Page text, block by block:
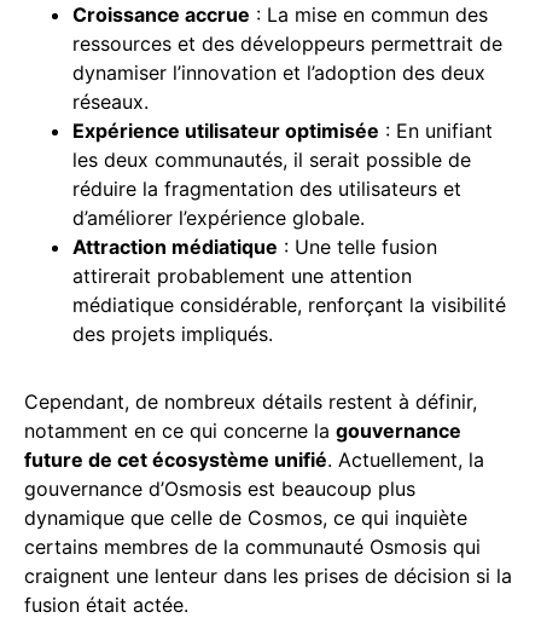
Croissance accrue : La mise en commun des
ressources et des développeurs permettrait de
dynamiser l’innovation et l’adoption des deux
réseaux.
Expérience utilisateur optimisée : En unifiant
les deux communautés, il serait possible de
réduire la fragmentation des utilisateurs et
d’améliorer l’expérience globale.
Attraction médiatique : Une telle fusion
attirerait probablement une attention
médiatique considérable, renforçant la visibilité
des projets impliqués.
Cependant, de nombreux détails restent à définir,
notamment en ce qui concerne la gouvernance
future de cet écosystème unifié. Actuellement, la
gouvernance d’Osmosis est beaucoup plus
dynamique que celle de Cosmos, ce qui inquiète
certains membres de la communauté Osmosis qui
craignent une lenteur dans les prises de décision si la
fusion était actée.